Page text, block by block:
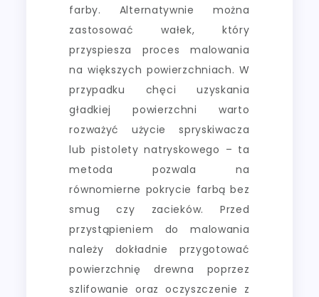
farby. Alternatywnie można
zastosować wałek, który
przyspiesza proces malowania
na większych powierzchniach. W
przypadku chęci uzyskania
gładkiej powierzchni warto
rozważyć użycie spryskiwacza
lub pistolety natryskowego – ta
metoda pozwala na
równomierne pokrycie farbą bez
smug czy zacieków. Przed
przystąpieniem do malowania
należy dokładnie przygotować
powierzchnię drewna poprzez
szlifowanie oraz oczyszczenie z